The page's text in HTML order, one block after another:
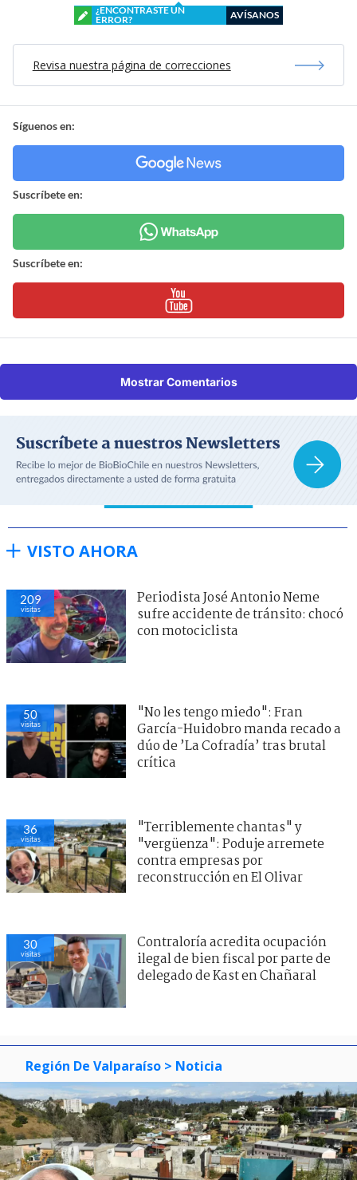
¿ENCONTRASTE UN
ERROR?
AVÍSANOS
Revisa nuestra página de correcciones
Síguenos en:
Suscríbete en:
Suscríbete en:
Mostrar Comentarios
VISTO AHORA
209
visitas
Periodista José Antonio Neme
sufre accidente de tránsito: chocó
con motociclista
50
visitas
"No les tengo miedo": Fran
García-Huidobro manda recado a
dúo de ’La Cofradía’ tras brutal
crítica
36
visitas
"Terriblemente chantas" y
"vergüenza": Poduje arremete
contra empresas por
reconstrucción en El Olivar
30
visitas
Contraloría acredita ocupación
ilegal de bien fiscal por parte de
delegado de Kast en Chañaral
Región De Valparaíso > Noticia